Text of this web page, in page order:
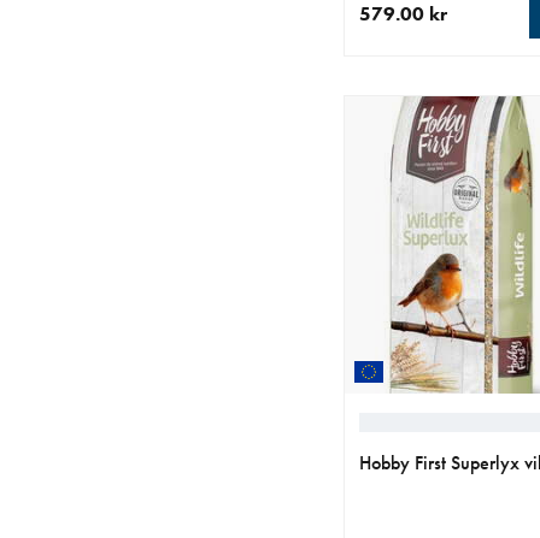
579.00 kr
Hobby First Superlyx